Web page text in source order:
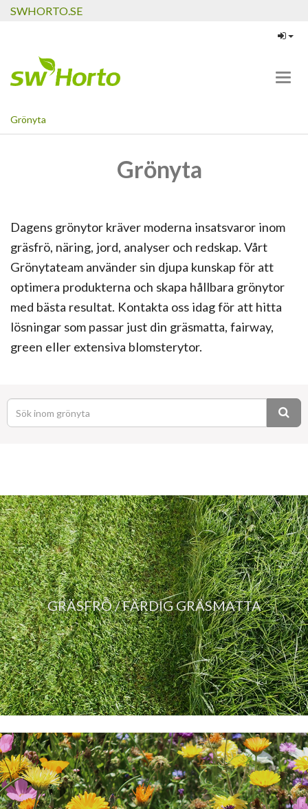
SWHORTO.SE
Grönyta
Grönyta
Dagens grönytor kräver moderna insatsvaror inom
gräsfrö, näring, jord, analyser och redskap. Vårt
Grönytateam använder sin djupa kunskap för att
optimera produkterna och skapa hållbara grönytor
med bästa resultat. Kontakta oss idag för att hitta
lösningar som passar just din gräsmatta, fairway,
green eller extensiva blomsterytor.
GRÄSFRÖ / FÄRDIG GRÄSMATTA